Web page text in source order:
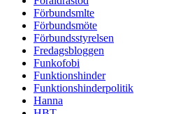
Förbundsmlte
Förbundsmöte
Förbundsstyrelsen
Fredagsbloggen
Funkofobi
Funktionshinder
Funktionshinderpolitik
Hanna